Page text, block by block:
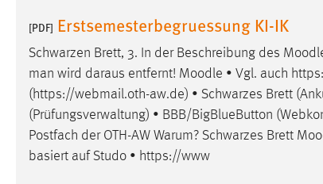
[PDF] Erstsemesterbegruessung KI-IK
Schwarzen Brett, 3. In der Beschreibung des
man wird daraus entfernt! Moodle • Vgl. auch
(https://webmail.oth-aw.de) • Schwarzes Brett
(Prüfungsverwaltung) • BBB/BigBlueButton
Postfach der OTH-AW Warum? Schwarzes Brett
basiert auf Studo • https://www
Name: fe_user, be_user, be_lastLoginProvider
Dieser Cookie ist notwendig um sich an
der Website einloggen zu können.
Cookie Laufzeit: 24 Stunden